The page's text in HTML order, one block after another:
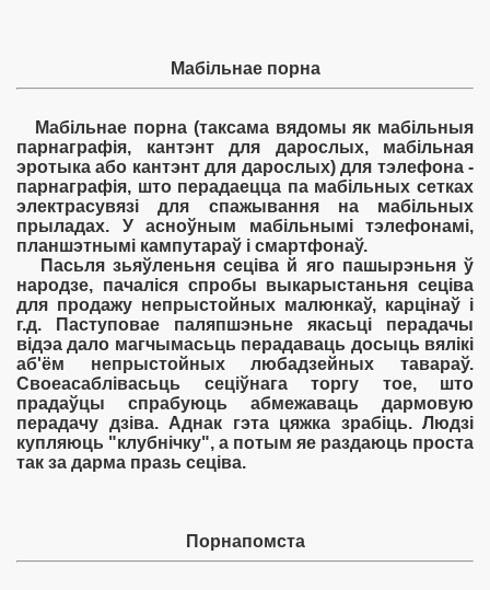
Мабільнае порна
Мабільнае порна (таксама вядомы як мабільныя
парнаграфія, кантэнт для дарослых, мабільная
эротыка або кантэнт для дарослых) для тэлефона -
парнаграфія, што перадаецца па мабільных сетках
электрасувязі для спажывання на мабільных
прыладах. У асноўным мабільнымі тэлефонамі,
планшэтнымі кампутараў і смартфонаў.
Пасьля зьяўленьня сеціва й яго пашырэньня ў
народзе, пачаліся спробы выкарыстаньня сеціва
для продажу непрыстойных малюнкаў, карцінаў і
г.д. Паступовае паляпшэньне якасьці перадачы
відэа дало магчымасьць перадаваць досыць вялікі
аб'ём непрыстойных любадзейных тавараў.
Своеасаблівасьць сеціўнага торгу тое, што
прадаўцы спрабуюць абмежаваць дармовую
перадачу дзіва. Аднак гэта цяжка зрабіць. Людзі
купляюць "клубнічку", а потым яе раздаюць проста
так за дарма празь сеціва.
Порнапомста